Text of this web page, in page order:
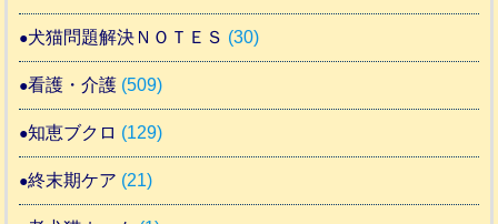
犬猫問題解決ＮＯＴＥＳ (30)
看護・介護 (509)
知恵ブクロ (129)
終末期ケア (21)